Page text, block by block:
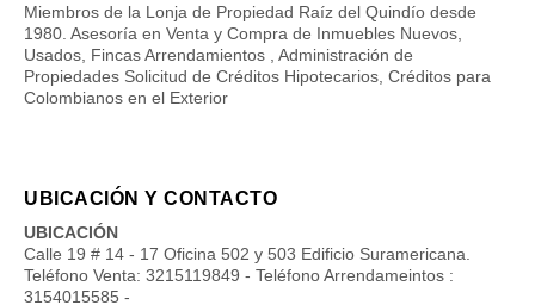
Miembros de la Lonja de Propiedad Raíz del Quindío desde
1980. Asesoría en Venta y Compra de Inmuebles Nuevos,
Usados, Fincas Arrendamientos , Administración de
Propiedades Solicitud de Créditos Hipotecarios, Créditos para
Colombianos en el Exterior
UBICACIÓN Y CONTACTO
UBICACIÓN
Calle 19 # 14 - 17 Oficina 502 y 503 Edificio Suramericana.
Teléfono Venta: 3215119849 - Teléfono Arrendameintos :
3154015585 -